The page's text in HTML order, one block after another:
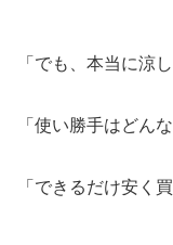
「でも、本当に涼
「使い勝手はどん
「できるだけ安く